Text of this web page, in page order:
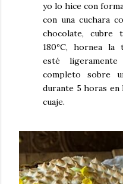
yo lo hice con
con una cuchara
chocolate, cubre
180ºC, hornea
esté
completo sobre
durante 5 horas en
cuaje.